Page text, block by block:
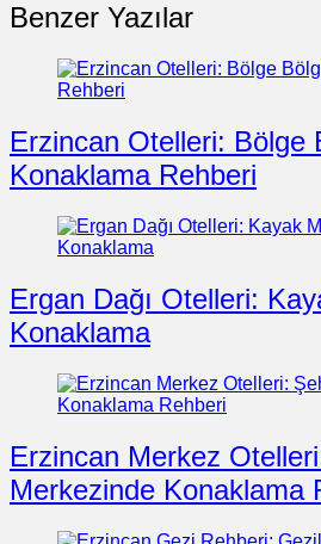
Benzer Yazılar
Erzincan Otelleri: Bölge
Konaklama Rehberi
Ergan Dağı Otelleri:
Konaklama
Erzincan Merkez
Merkezinde Konaklama